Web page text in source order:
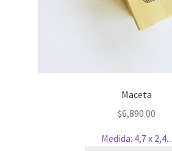
Maceta
$6,890.00
Medida: 4,7 x 2,4...